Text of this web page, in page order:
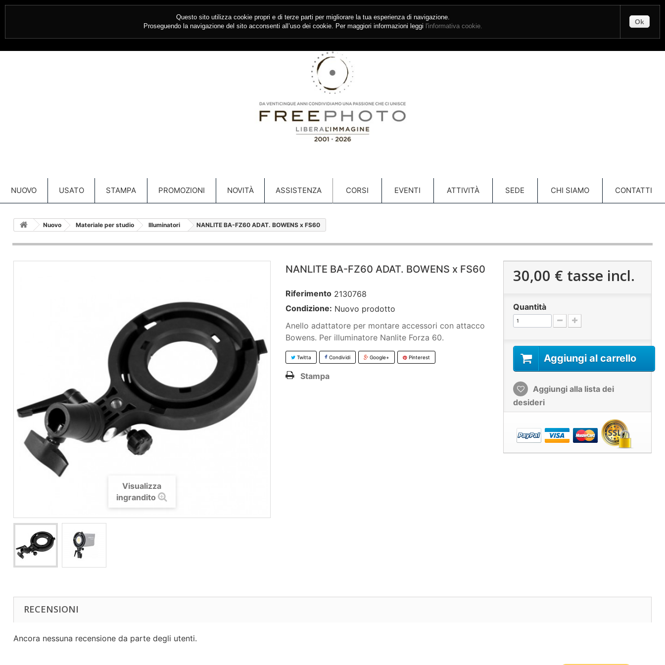
Carrello (vuoto)
NUOVO USATO STAMPA PROMOZIONI NOVITÀ ASSISTENZA CORSI EVENTI ATTIVITÀ SEDE CHI SIAMO CONTATTI
Nuovo Materiale per studio Illuminatori NANLITE BA-FZ60 ADAT. BOWENS x FS60
Visualizza
ingrandito
NANLITE BA-FZ60 ADAT. BOWENS x FS60
Riferimento 2130768
Condizione: Nuovo prodotto
Anello adattatore per montare accessori con attacco
Bowens. Per illuminatore Nanlite Forza 60.
Twitta Condividi Google+ Pinterest
Stampa
30,00 € tasse incl.
Quantità
Aggiungi al carrello
Aggiungi alla lista dei
desideri
RECENSIONI
Ancora nessuna recensione da parte degli utenti.
Questo sito utilizza cookie propri e di terze parti per migliorare la tua esperienza di navigazione.
Proseguendo la navigazione del sito acconsenti all’uso dei cookie. Per maggiori informazioni leggi l'informativa cookie.
Ok